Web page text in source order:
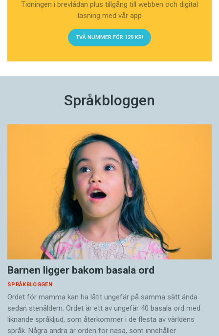
Tidningen i brevlådan plus tillgång till webben och digital
läsning med vår app
TVÅ NUMMER FÖR 129 KR!
Språkbloggen
Barnen ligger bakom basala ord
SPRÅKBLOGGEN
Ordet för mamma kan ha låtit ungefär på samma sätt ända
sedan stenåldern. Ordet är ett av ungefär 40 basala ord med
liknande språkljud, som återkommer i de flesta av världens
språk. Några andra är orden för näsa, som innehåller